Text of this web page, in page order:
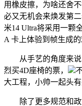
用橡皮擦，为啥还舍
必又无机会来焕发第
米14 Ultra将采用一颗
A 卡上体验到帧生成的
从手艺的角度来说
烈买4D座椅的票，
大工程，小帅一起头有
除了更多规范和政